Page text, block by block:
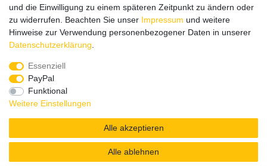
Zahlungsmethoden
Zusätzlich stehen SEPA
Kreditkartewie VISA oder MasterCard,
und die Einwilligung zu einem späteren Zeitpunkt zu ändern oder
zu widerrufen. Beachten Sie unser Impressum und weitere
Hinweise zur Verwendung personenbezogener Daten in unserer
Daten­schutz­erklärung
Essenziell
PayPal
Funktional
Weitere Einstellungen
Alle akzeptieren
Alle ablehnen